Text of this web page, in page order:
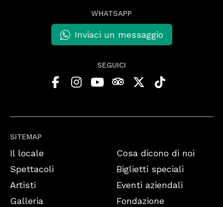
SITEMAP
Il locale
Spettacoli
Artisti
Galleria
Cosa dicono di noi
Biglietti speciali
Eventi aziendali
Fondazione
WHATSAPP
Inviaci un messaggio
SEGUICI